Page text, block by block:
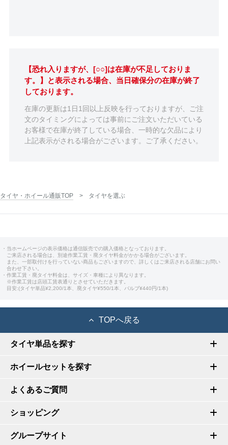
【恐れ入りますが、[○○]は在庫が不足しておりま
す。】と表示される場合、当日確保分の在庫が終了
しております。
在庫の更新は1日1回以上反映を行っておりますが、ご注
文のタイミングによっては事前にご注文いただいている
お客様で在庫が終了している場合、一時的な欠品により
上記表示がされる場合がございます。ご了承ください。
タイヤ・ホイール通販TOP タイヤを選ぶ
・当ホームページの表示価格は通信販売での購入価格となっております。
ご来店される場合は、別途作業工賃・廃タイヤ料金がかかる場合がございます。
また、一部取付けを行っていない商品もございますので、詳しくはご来店される店舗にお問い
合わせ下さい。
・作業工賃・廃タイヤ料金は、サイズ・車種により異なります。
※作業工賃は店頭工賃表通りとさせていただきます。
目安:(タイヤ単品¥2,200/1本、廃タイヤ¥550/1本、バルブ¥440円/1本)
TOPへ戻る
タイヤ単品を探す
ホイールセットを探す
よくあるご質問
ショッピング
グループサイト